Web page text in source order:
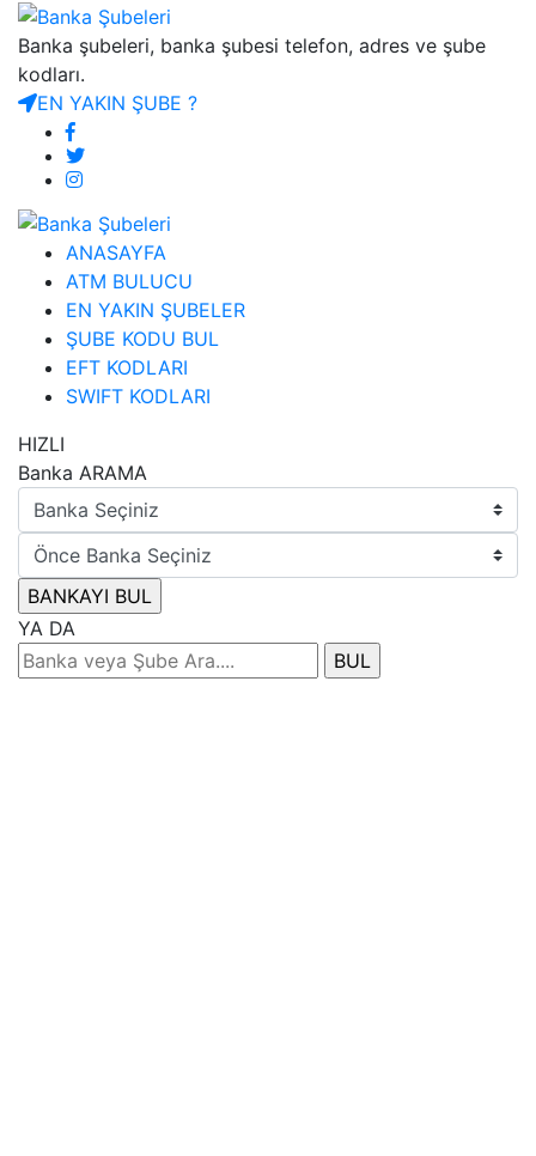
Banka şubeleri, banka şubesi telefon, adres ve şube
kodları.
EN YAKIN ŞUBE ?
ANASAYFA
ATM BULUCU
EN YAKIN ŞUBELER
ŞUBE KODU BUL
EFT KODLARI
SWIFT KODLARI
HIZLI
Banka ARAMA
YA DA